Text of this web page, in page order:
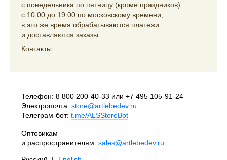
с понедельника по пятницу (кроме праздников)
с 10:00 до 19:00 по московскому времени,
в это же время обрабатываются платежи
и доставляются заказы.
Контакты
Телефон: 8 800 200-40-33 или +7 495 105-91-24
Электропочта: store@artlebedev.ru
Телеграм-бот: t.me/ALSStoreBot
Оптовикам
и распространителям: sales@artlebedev.ru